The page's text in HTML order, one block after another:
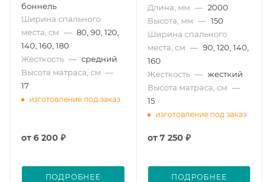
боннель
Ширина спального
места, см — 80, 90, 120,
140, 160, 180
Жесткость — средний
Высота матраса, см —
17
изготовление под заказ
от6 200 ₽
ПОДРОБНЕЕ
Длина, мм — 2000
Высота, мм — 150
Ширина спального
места, см — 90, 120, 140,
160
Жесткость — жесткий
Высота матраса, см —
15
изготовление под заказ
от7 250 ₽
ПОДРОБНЕЕ